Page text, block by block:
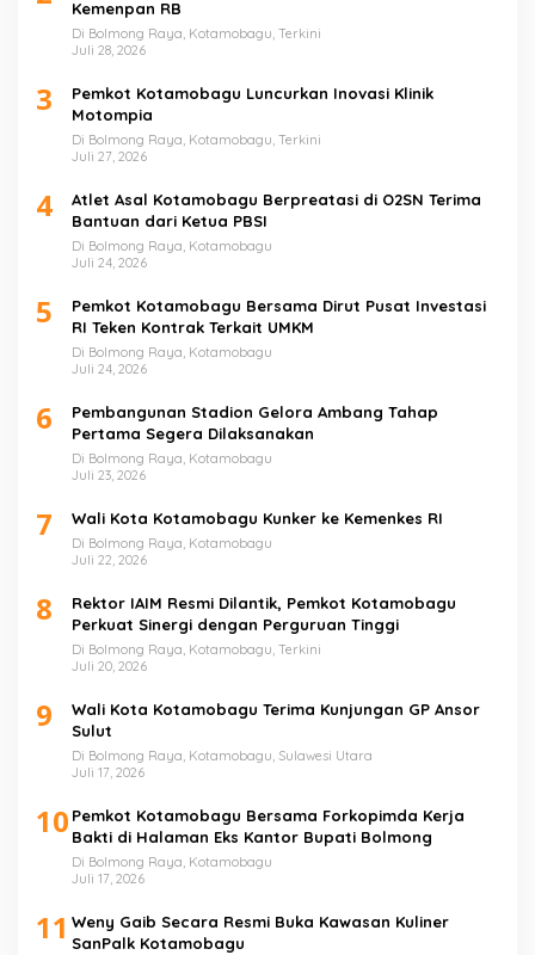
Kemenpan RB
Di Bolmong Raya, Kotamobagu, Terkini
Juli 28, 2026
3
Pemkot Kotamobagu Luncurkan Inovasi Klinik
Motompia
Di Bolmong Raya, Kotamobagu, Terkini
Juli 27, 2026
4
Atlet Asal Kotamobagu Berpreatasi di O2SN Terima
Bantuan dari Ketua PBSI
Di Bolmong Raya, Kotamobagu
Juli 24, 2026
5
Pemkot Kotamobagu Bersama Dirut Pusat Investasi
RI Teken Kontrak Terkait UMKM
Di Bolmong Raya, Kotamobagu
Juli 24, 2026
6
Pembangunan Stadion Gelora Ambang Tahap
Pertama Segera Dilaksanakan
Di Bolmong Raya, Kotamobagu
Juli 23, 2026
7 Wali Kota Kotamobagu Kunker ke Kemenkes RI
Di Bolmong Raya, Kotamobagu
Juli 22, 2026
8
Rektor IAIM Resmi Dilantik, Pemkot Kotamobagu
Perkuat Sinergi dengan Perguruan Tinggi
Di Bolmong Raya, Kotamobagu, Terkini
Juli 20, 2026
9
Wali Kota Kotamobagu Terima Kunjungan GP Ansor
Sulut
Di Bolmong Raya, Kotamobagu, Sulawesi Utara
Juli 17, 2026
10 Pemkot Kotamobagu Bersama Forkopimda Kerja
Bakti di Halaman Eks Kantor Bupati Bolmong
Di Bolmong Raya, Kotamobagu
Juli 17, 2026
11 Weny Gaib Secara Resmi Buka Kawasan Kuliner
SanPalk Kotamobagu